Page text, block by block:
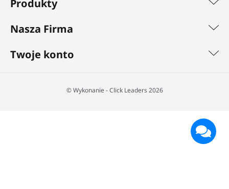
Produkty
Nasza Firma
Twoje konto
©️ Wykonanie - Click Leaders 2026